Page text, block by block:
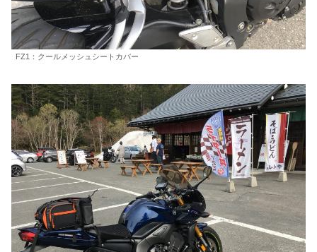
FZ1：クールメッシュシートカバー